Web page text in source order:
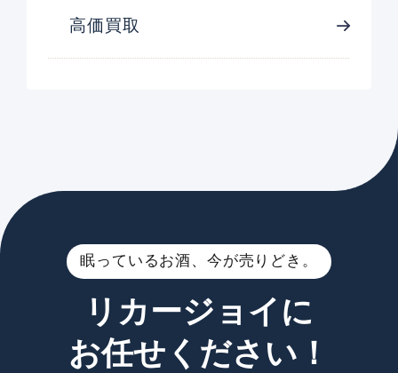
高価買取
眠っているお酒、今が売りどき。
リカージョイに
お任せください！